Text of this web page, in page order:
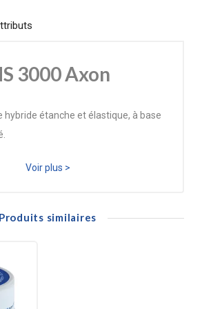
3000 Axon
hybride étanche et élastique, à base
à l’air, un simple collage suffit
pour tous collages en
de nombreuses applications dans la
de collage et d'étanchéité dans la
Voir plus >
Produits similaires